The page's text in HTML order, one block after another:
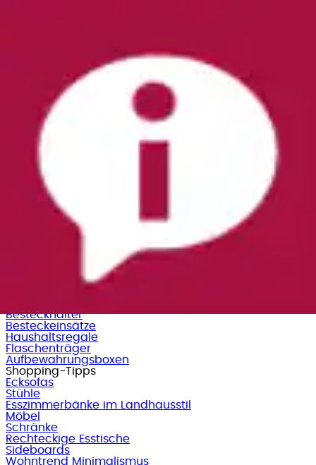
Sie haben 1 von 1 Artikeln gesehen
weitere Kategorien
Servierwagen
Besteckhalter
Besteckeinsätze
Haushaltsregale
Flaschenträger
Aufbewahrungsboxen
Shopping-Tipps
Ecksofas
Stühle
Esszimmerbänke im Landhausstil
Möbel
Schränke
Rechteckige Esstische
Sideboards
Wohntrend Minimalismus